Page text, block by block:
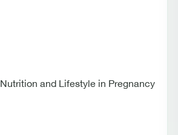
Nutrition and Lifestyle in Pregnancy